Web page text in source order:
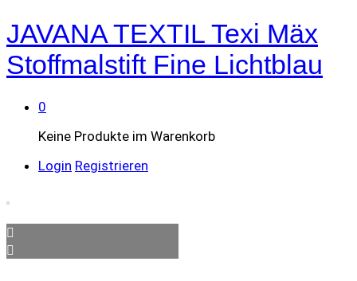
JAVANA TEXTIL Texi Mäx
Stoffmalstift Fine Lichtblau
0
Keine Produkte im Warenkorb
Login Registrieren